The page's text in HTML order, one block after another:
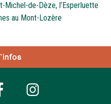
Michel-de-Dèze, l’Esperluette
au Mont-Lozère